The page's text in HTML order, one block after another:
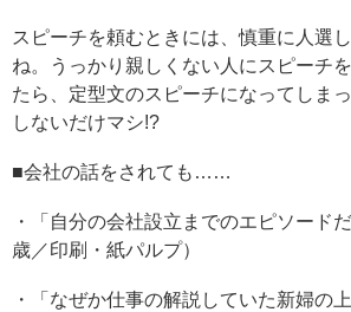
スピーチを頼むときには、慎重に人選
ね。うっかり親しくない人にスピーチ
たら、定型文のスピーチになってし
しないだけマシ!?
■会社の話をされても……
・「自分の会社設立までのエピソード
歳／印刷・紙パルプ）
・「なぜか仕事の解説していた新婦の